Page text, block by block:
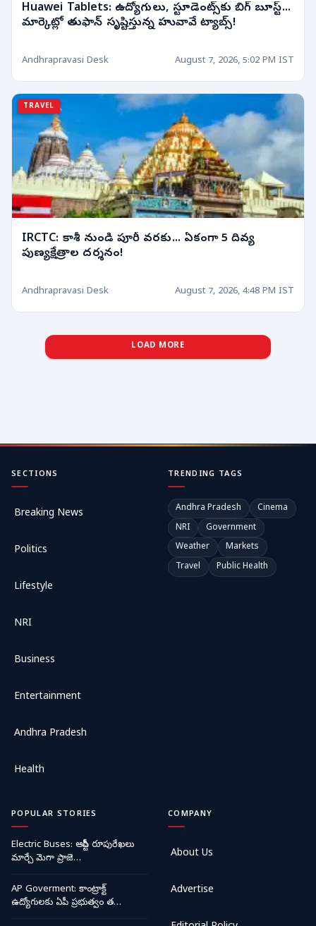
Huawei Tablets: ఉద్యోగులు, స్టూడెంట్స్‌కు బిగ్ బూస్ట్...
మార్కెట్లో తుఫాన్ సృష్టిస్తున్న హువావే ట్యాబ్స్!
Andhrapravasi Desk August 7, 2026, 5:02 PM IST
TRAVEL
IRCTC: కాశీ నుండి పూరీ వరకు... ఏకంగా 5 దివ్య
పుణ్యక్షేత్రాల దర్శనం!
Andhrapravasi Desk August 7, 2026, 4:48 PM IST
LOAD MORE
SECTIONS
Breaking News
Politics
Lifestyle
NRI
Business
Entertainment
Andhra Pradesh
Health
TRENDING TAGS
Andhra Pradesh
Cinema
NRI
Government
Weather
Markets
Travel
Public Health
POPULAR STORIES
Electric Buses: ఆర్టీసీ రూపురేఖలు
మార్చే మెగా ప్రాజె…
AP Goverment: కాంట్రాక్ట్
ఉద్యోగులకు ఏపీ ప్రభుత్వం త…
COMPANY
About Us
Advertise